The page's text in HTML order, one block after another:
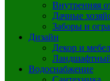
Внутренняя
Дачные
Заборы и
Дизайн
Декор и
Водоснабжение